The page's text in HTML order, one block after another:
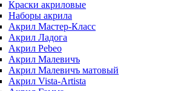
Краски акриловые
Наборы акрила
Акрил Мастер-Класс
Акрил Ладога
Акрил Pebeo
Акрил Малевичъ
Акрил Малевичъ матовый
Акрил Vista-Artista